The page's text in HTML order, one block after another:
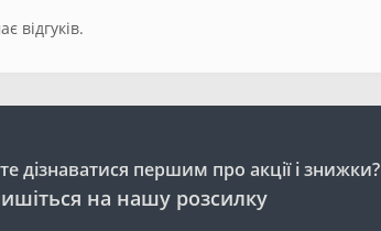
відгуків.
дізнаватися першим про акції і знижки?
на нашу розсилку